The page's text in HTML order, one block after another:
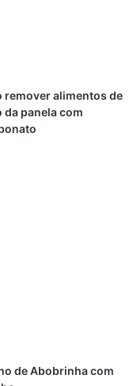
remover alimentos de
da panela com
de Abobrinha com